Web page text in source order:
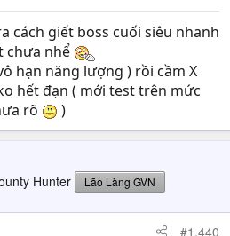
cách giết boss cuối siêu nhanh
chưa nhể
hạn năng lượng ) rồi cầm X
hết đạn ( mới test trên mức
rõ
)
Hunter Lão Làng GVN
#1,440